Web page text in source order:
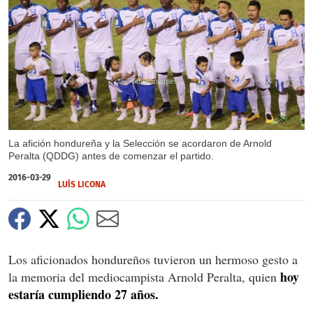
La afición hondureña y la Selección se acordaron de Arnold
Peralta (QDDG) antes de comenzar el partido.
X
2016-03-29
LUÍS LICONA
Los aficionados hondureños tuvieron un hermoso gesto a
la memoria del mediocampista Arnold Peralta, quien hoy
estaría cumpliendo 27 años.